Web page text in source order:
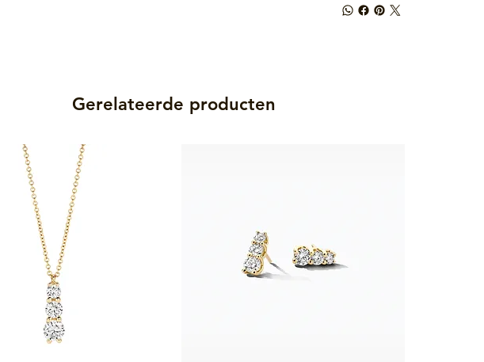
Gerelateerde producten